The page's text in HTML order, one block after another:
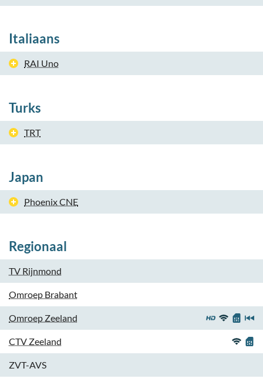
Italiaans
RAI Uno
Turks
TRT
Japan
Phoenix CNE
Regionaal
TV Rijnmond
Omroep Brabant
Omroep Zeeland
CTV Zeeland
ZVT-AVS